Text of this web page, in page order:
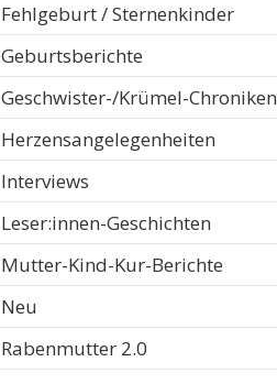
Fehlgeburt / Sternenkinder
Geburtsberichte
Geschwister-/Krümel-Chroniken
Herzensangelegenheiten
Interviews
Leser:innen-Geschichten
Mutter-Kind-Kur-Berichte
Neu
Rabenmutter 2.0